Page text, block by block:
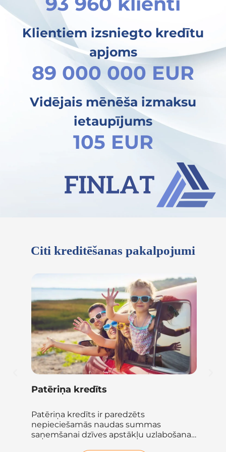
Klientiem izsniegto kredītu
apjoms
89 000 000 EUR
Vidējais mēnēša izmaksu
ietaupījums
105 EUR
Citi kreditēšanas pakalpojumi
Patēriņa kredīts
Patēriņa kredīts ir paredzēts
nepieciešamās naudas summas
saņemšanai dzīves apstākļu uzlabošanai,